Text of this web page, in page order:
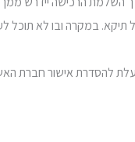
של תיקא. במקרה ובו לא